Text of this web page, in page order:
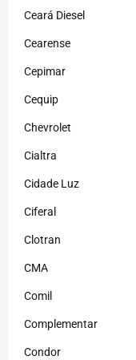
Ceará Diesel
Cearense
Cepimar
Cequip
Chevrolet
Cialtra
Cidade Luz
Ciferal
Clotran
CMA
Comil
Complementar
Condor